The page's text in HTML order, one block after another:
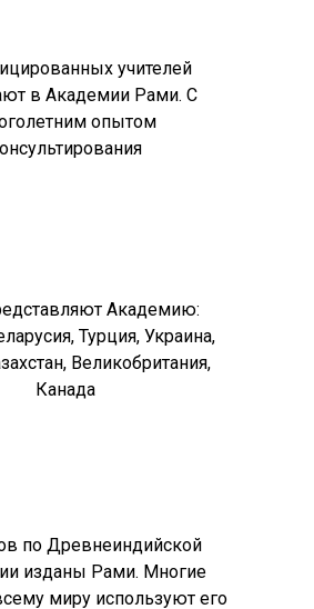
учителей
в Академии Рами. С
опытом
Академию:
Турция, Украина,
Великобритания,
Канада
по Древнеиндийской
изданы Рами. Многие
миру используют его